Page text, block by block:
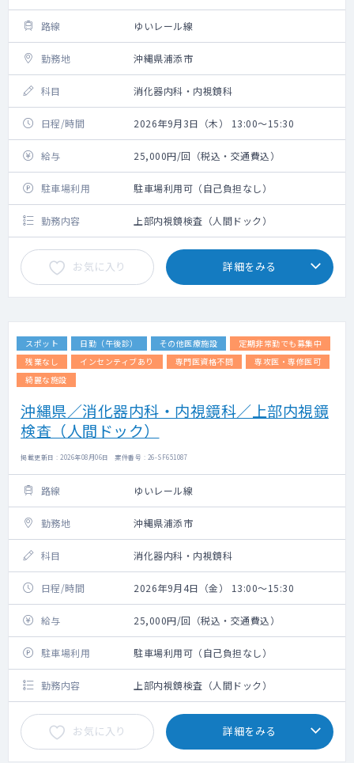
路線 ゆいレール線
勤務地 沖縄県浦添市
科目 消化器内科・内視鏡科
日程/時間 2026年9月3日（木） 13:00～15:30
給与 25,000円/回（税込・交通費込）
駐車場利用 駐車場利用可（自己負担なし）
勤務内容 上部内視鏡検査（人間ドック）
お気に入り 詳細をみる
スポット 日勤（午後診） その他医療施設
定期非常勤でも募集中
残業なし
インセンティブあり 専門医資格不問
専攻医・専修医可
綺麗な施設
沖縄県／消化器内科・内視鏡科／上部内視鏡
検査（人間ドック）
掲載更新日 : 2026年08月06日 案件番号 : 26-SF651087
路線 ゆいレール線
勤務地 沖縄県浦添市
科目 消化器内科・内視鏡科
日程/時間 2026年9月4日（金） 13:00～15:30
給与 25,000円/回（税込・交通費込）
駐車場利用 駐車場利用可（自己負担なし）
勤務内容 上部内視鏡検査（人間ドック）
お気に入り 詳細をみる